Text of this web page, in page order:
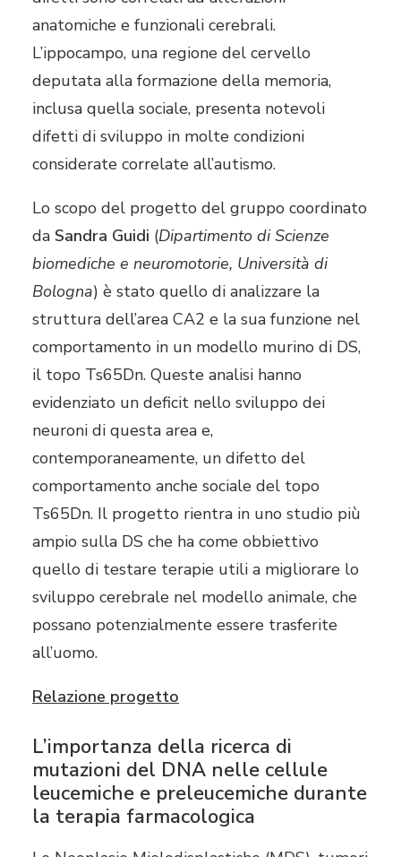
anatomiche e funzionali cerebrali.
L’ippocampo, una regione del cervello
deputata alla formazione della memoria,
inclusa quella sociale, presenta notevoli
difetti di sviluppo in molte condizioni
considerate correlate all’autismo.
Lo scopo del progetto del gruppo coordinato
da Sandra Guidi (Dipartimento di Scienze
biomediche e neuromotorie, Università di
Bologna) è stato quello di analizzare la
struttura dell’area CA2 e la sua funzione nel
comportamento in un modello murino di DS,
il topo Ts65Dn. Queste analisi hanno
evidenziato un deficit nello sviluppo dei
neuroni di questa area e,
contemporaneamente, un difetto del
comportamento anche sociale del topo
Ts65Dn. Il progetto rientra in uno studio più
ampio sulla DS che ha come obbiettivo
quello di testare terapie utili a migliorare lo
sviluppo cerebrale nel modello animale, che
possano potenzialmente essere trasferite
all’uomo.
Relazione progetto
L’importanza della ricerca di
mutazioni del DNA nelle cellule
leucemiche e preleucemiche durante
la terapia farmacologica